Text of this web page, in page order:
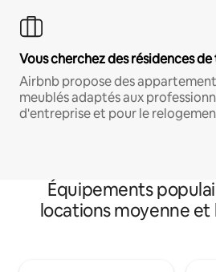
Vous cherchez des résidences
Airbnb propose des
meublés adaptés aux
d'entreprise et pour le
Équipements
locations moyenne